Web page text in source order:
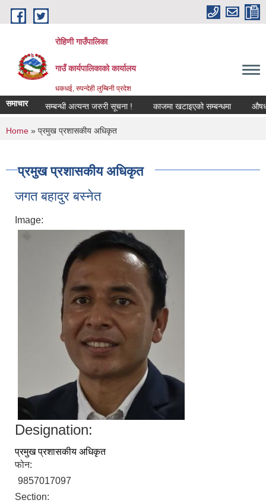
Skip to main content
रोहिणी गाउँपालिका
गाउँ कार्यपालिकाको कार्यालय
धकधई, रुपन्देही लुम्बिनी प्रदेश
समाचार सम्बन्धी अत्यन्त जरुरी सूचना ! काजमा खटाइएको सम्बन्धमा औषधीको
You are here
Home » प्रमुख प्रशासकीय अधिकृत
प्रमुख प्रशासकीय अधिकृत
जगत बहादुर बस्नेत
Image:
Designation:
प्रमुख प्रशासकीय अधिकृत
फोन:
9857017097
Section: